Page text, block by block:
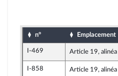
n° Emplacement
I-469 Article 19, alinéa
I-858 Article 19, alinéa